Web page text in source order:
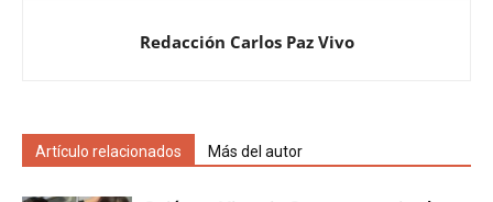
Redacción Carlos Paz Vivo
Artículo relacionados Más del autor